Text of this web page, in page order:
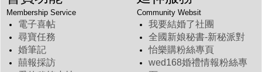
Membership Service
電子喜帖
尋寶任務
婚筆記
囍報採訪
Community Websit
我要結婚了社團
全國新娘秘書-新秘派對
怡樂購粉絲專頁
wed168婚禮情報粉絲專